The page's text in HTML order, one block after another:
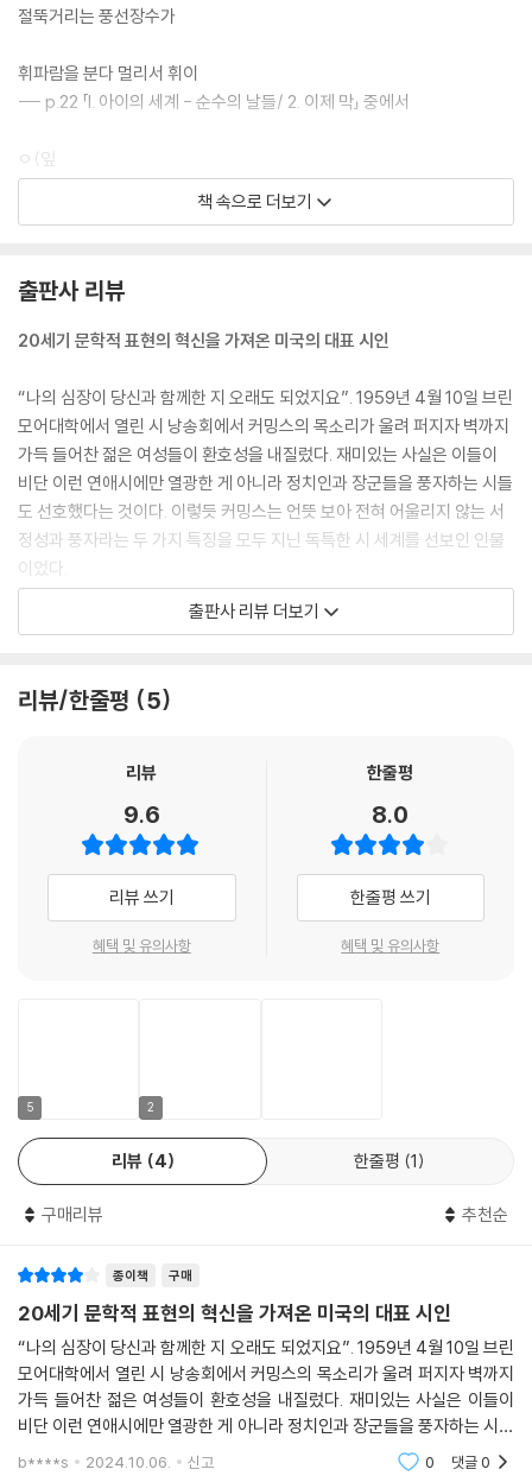
절뚝거리는 풍선장수가
휘파람을 분다 멀리서 휘이
--- p.22 「I. 아이의 세계 - 순수의 날들/ 2. 이제 막」 중에서
ㅇ(잎
이
다)
ㅚ
움
--- p.130 「III. 눈의 시 - 입체파의 해체/ 4. ㅇ(잎)」 전문
연인이여
정말,그림같은,마지막 날에
(모든 시계가 제 본분을 잃고
신이 재빨리 고쳐 앉아 최악의 죄인들을 심판하려 할 때)
그는 내게 무언가 크고 솜털 같은 것을
말해 줄 거야. 위대한 천사들의
그 모든 창백하고 툴툴거리는 날갯짓이 멈출 거라며:그 저주가
에」 중에서
피를 보는 나의 시선,그녀 심장의 수다는
울고 있는 내 마음속 마천루에 고정되어 있다
나는 그 눈의 취약한 껍데기를 물어뜯었고
(오직 뱃속의 기쁨만이 마치 사무처럼 나의 거대한 열정을 북돋아 주리라
는 걸
헐떡거리는 그녀 다리의 Y자가 밀면서 폭신한 욕망의 오믈렛을 밀어낸다
온통 초록을 입은 내 사랑이
위대한 금빛 말을 타고
은빛 새벽으로 달렸다.
네 마리 늘씬한 하운드가 낮게 엎드려 웃고 있었다
--- p.314 「IX. 신화와 알레고리 /4 온통 초록을 입은 내 사랑이」 중에서
괴물 같은 공포가 삼킨다
너로 인해 이것은 나를 탈세계하게 하고
우리 아버지들의 아버지들의 신이 경배한다
누구처럼 걷는 그것을 향해서
하지만 민주주의의 웃음띤목소리가
책 속으로 더보기
출판사 리뷰
20세기 문학적 표현의 혁신을 가져온 미국의 대표 시인
“나의 심장이 당신과 함께한 지 오래도 되었지요”. 1959년 4월 10일 브린
모어대학에서 열린 시 낭송회에서 커밍스의 목소리가 울려 퍼지자 벽까지
가득 들어찬 젊은 여성들이 환호성을 내질렀다. 재미있는 사실은 이들이
비단 이런 연애시에만 열광한 게 아니라 정치인과 장군들을 풍자하는 시들
도 선호했다는 것이다. 이렇듯 커밍스는 언뜻 보아 전혀 어울리지 않는 서
정성과 풍자라는 두 가지 특징을 모두 지닌 독특한 시 세계를 선보인 인물
이었다.
E. E. 커밍스는 시인이면서 화가이기도 했다. 언제나 연필이나 붓으로 하는
적 스타일을 개발하는 데 자극을 받았다. 특수한 효과를 위해 타이포그래
을 완전히 이해할 수 있는 시들을 창작하며 자신의 시에 시각적 지향성을
거친 병치, 문법적 왜곡, 놀랍도록 선명한 이미지들로 새로운 의미를 만들
어 냄으로써 커밍스는 에즈라 파운드, T. S. 엘리엇, 윌리엄 칼로스 윌리엄
스와 함께 20세기 문학적 표현의 혁신을 가져온 미국의 대표 시인이라는
명성을 획득하기에 이른다.
가 하루를 창조한다”처럼 순수에의 지향을 여실히 담아내고 있는 시 구절
을 보면 그가 영미시의 전통 속에서 이어져 온 보편적 심상을 충실히 따르
고 있음을 알 수 있다.
이처럼 독특한 형식 속에서 펼쳐지는 순수, 자연, 사랑, 인간, 풍자 등에 관
가져오는 것이라면 즐거이 수용하겠다는 젊은 활기, 「그녀의 키스의 더러
운 색깔이 방금」에서처럼 섹스에 대한 두려움이나 죄책감, 연인의 사랑이
있다면 고통도 마다하지 않겠다는 강렬한 감정을 묘사한 「연인이여」, 「이
분주한 괴물을 불쌍히 여기지,비인간종이여,」의 인간 혐오적인 행들, 그리
고 마침내 「수선화의 시간에는」에서의 고요에 이르기까지 커밍스의 시 세
계는 다채로운 와중에 서로 상반된 요소를 통해 양가성을 드러내기도 한
다. 예를 들어 자연의 아름다움과 도시의 소음을 대비시켜 이 둘 사이의 긴
출판사 리뷰 더보기
리뷰/한줄평 5
리뷰
9.6
리뷰 쓰기
혜택 및 유의사항
한줄평
8.0
한줄평 쓰기
혜택 및 유의사항
5 2
리뷰 4 한줄평 1
구매리뷰 추천순
종이책 구매
20세기 문학적 표현의 혁신을 가져온 미국의 대표 시인
“나의 심장이 당신과 함께한 지 오래도 되었지요”. 1959년 4월 10일 브린
모어대학에서 열린 시 낭송회에서 커밍스의 목소리가 울려 퍼지자 벽까지
가득 들어찬 젊은 여성들이 환호성을 내질렀다. 재미있는 사실은 이들이
비단 이런 연애시에만 열광한 게 아니라 정치인과 장군들을 풍자하는 시들
도 선호했다는 것이다. 이렇듯 커밍스는 언뜻 보아 전혀 어울리지 않는 서
b****s 2024.10.06. 신고 0 댓글0